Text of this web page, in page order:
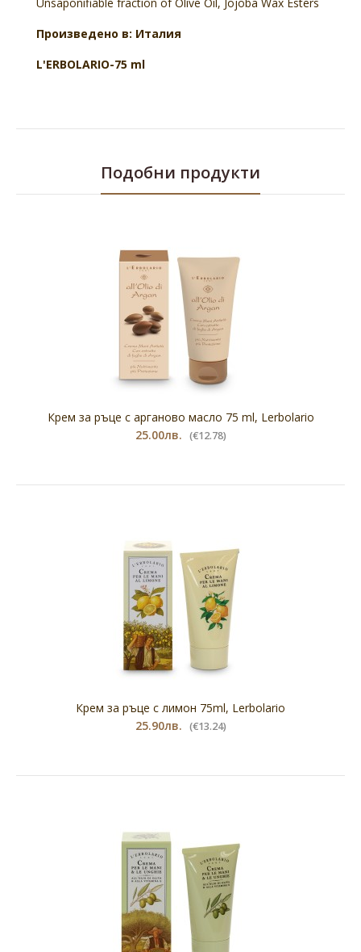
Произведено в: Италия
L'ERBOLARIO-75 ml
Подобни продукти
Крем за ръце с арганово масло 75 ml, Lerbolario
25.00лв. (€12.78)
Крем за ръце с лимон 75ml, Lerbolario
25.90лв. (€13.24)